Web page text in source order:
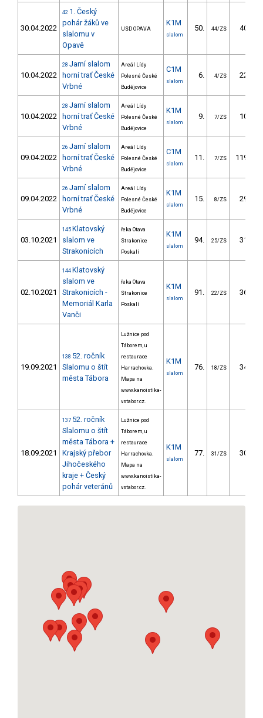
30.04.2022
42 1. Český
pohár žáků ve
slalomu v
Opavě
USD OPAVA
K1M
slalom
50. 44/ZS 40.10
10.04.2022
28 Jarní slalom
horní trať České
Vrbné
Areál Lídy
Polesné České
Budějovice
C1M
slalom
6. 4/ZS 22.02
10.04.2022
28 Jarní slalom
horní trať České
Vrbné
Areál Lídy
Polesné České
Budějovice
K1M
slalom
9. 7/ZS 10.12
09.04.2022
26 Jarní slalom
horní trať České
Vrbné
Areál Lídy
Polesné České
Budějovice
C1M
slalom
11. 7/ZS 119.61
09.04.2022
26 Jarní slalom
horní trať České
Vrbné
Areál Lídy
Polesné České
Budějovice
K1M
slalom
15. 8/ZS 29.11
03.10.2021
145 Klatovský
slalom ve
Strakonicích
řeka Otava
Strakonice
Poskalí
K1M
slalom
94. 25/ZS 31.40
02.10.2021
144 Klatovský
slalom ve
Strakonicích -
Memoriál Karla
Vanči
řeka Otava
Strakonice
Poskalí
K1M
slalom
91. 22/ZS 36.29
19.09.2021
138 52. ročník
Slalomu o štít
města Tábora
Lužnice pod
Táborem, u
restaurace
Harrachovka.
Mapa na
www.kanoistika-
vstabor.cz.
K1M
slalom
76. 18/ZS 34.66
18.09.2021
137 52. ročník
Slalomu o štít
města Tábora +
Krajský přebor
Jihočeského
kraje + Český
pohár veteránů
Lužnice pod
Táborem, u
restaurace
Harrachovka.
Mapa na
www.kanoistika-
vstabor.cz.
K1M
slalom
77. 31/ZS 30.32